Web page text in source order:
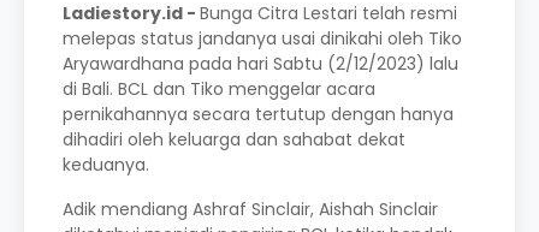
Ladiestory.id - Bunga Citra Lestari telah resmi
melepas status jandanya usai dinikahi oleh Tiko
Aryawardhana pada hari Sabtu (2/12/2023) lalu
di Bali. BCL dan Tiko menggelar acara
pernikahannya secara tertutup dengan hanya
dihadiri oleh keluarga dan sahabat dekat
keduanya.
Adik mendiang Ashraf Sinclair, Aishah Sinclair